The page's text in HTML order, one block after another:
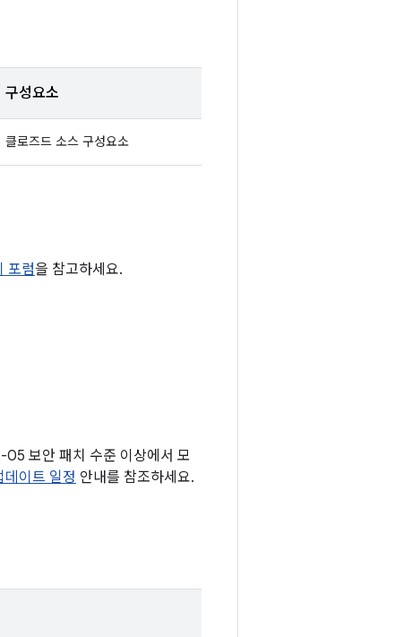
구성요소
클로즈드 소스 구성요소
포럼을 참고하세요.
보안 패치 수준 이상에서 모
이트 일정 안내를 참조하세요.